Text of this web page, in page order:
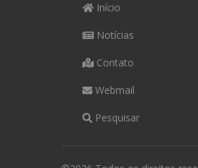
Início
Notícias
Contato
Webmail
Pesquisar